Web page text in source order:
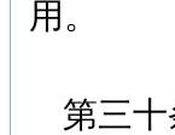
用。
第三十